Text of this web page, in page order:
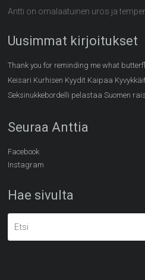
Antti on omalaatuinen uros ja
Uusimmat kirjoitukset
Thank you for reminding me what
Keisari Kurhisen Kyydit Kaipaa
Seksinukkebordelli pelastaa Suomen
Seuraa Anttia
Facebook
Instagram
Hae sivulta